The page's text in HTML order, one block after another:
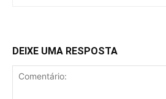
DEIXE UMA RESPOSTA